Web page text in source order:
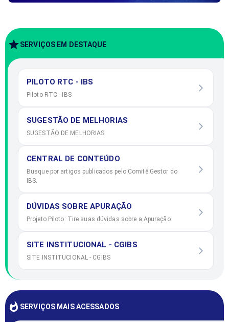
SERVIÇOS EM DESTAQUE
PILOTO RTC - IBS
Piloto RTC - IBS
SUGESTÃO DE MELHORIAS
SUGESTÃO DE MELHORIAS
CENTRAL DE CONTEÚDO
Busque por artigos publicados pelo Comitê Gestor do
IBS.
DÚVIDAS SOBRE APURAÇÃO
Projeto Piloto: Tire suas dúvidas sobre a Apuração
SITE INSTITUCIONAL - CGIBS
SITE INSTITUCIONAL - CGIBS
SERVIÇOS MAIS ACESSADOS